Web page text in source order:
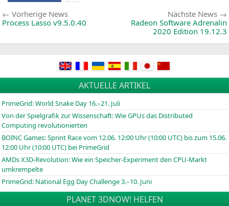
Beitragsnavigation
Vorherige NewsVorherige
News:
Process Lasso v9.5.0.40
Nächste News
Radeon Software Adrenalin
2020 Edition 19.12.3
AKTUELLE ARTIKEL
PrimeGrid: World Snake Day 16.–21. Juli
Von der Spielgrafik zur Wissenschaft: Wie GPUs das Distributed
Computing revolutionierten
BOINCGames: Sprint Race vom 12.06. 12:00 Uhr (10:00 UTC) bis zum 15.06.
12:00 Uhr (10:00 UTC) bei PrimeGrid
AMDs X3D-Revolution: Wie ein Speicher-Experiment den CPU-Markt
umkrempelte
PrimeGrid: National Egg Day Challenge 3.–10. Juni
PLANET 3DNOW! HELFEN